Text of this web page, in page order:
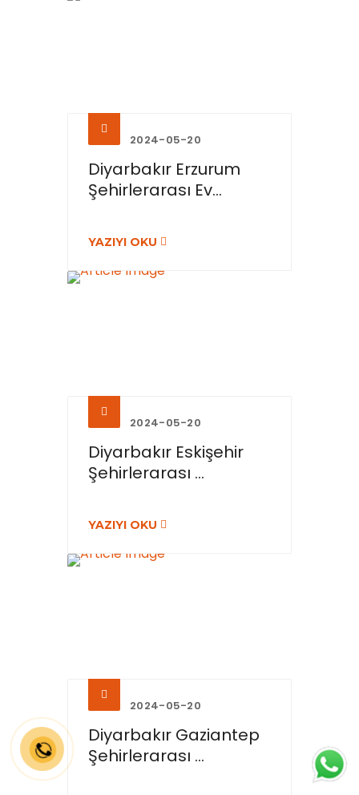
2024-05-20
Diyarbakır Erzurum
Şehirlerarası Ev...
YAZIYI OKU
2024-05-20
Diyarbakır Eskişehir
Şehirlerarası ...
YAZIYI OKU
2024-05-20
Diyarbakır Gaziantep
Şehirlerarası ...